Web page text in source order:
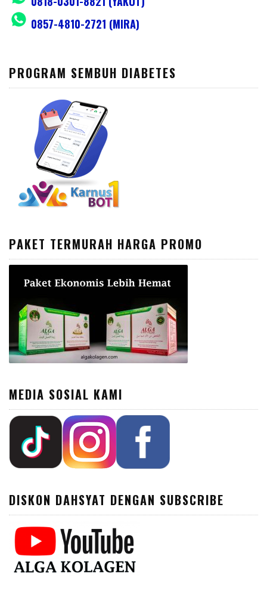
0857-4810-2721 (MIRA)
PROGRAM SEMBUH DIABETES
PAKET TERMURAH HARGA PROMO
MEDIA SOSIAL KAMI
DISKON DAHSYAT DENGAN SUBSCRIBE